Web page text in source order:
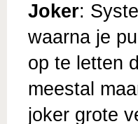
Joker:
waarna je
op te letten
meestal
joker grote